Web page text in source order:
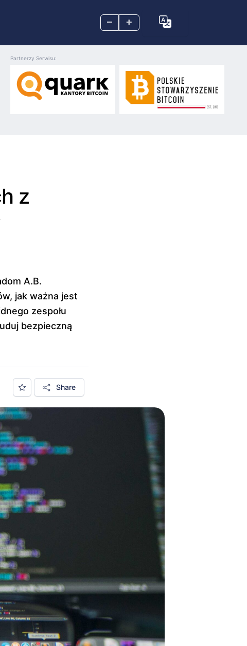
– +
Partnerzy Serwisu:
z
A.B.
jak ważna jest
zespołu
bezpieczną
Share